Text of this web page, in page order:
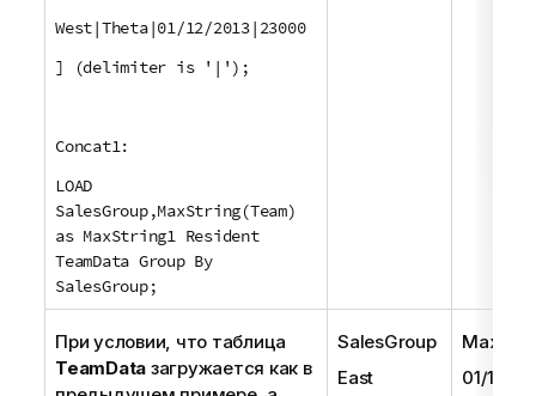
West|Theta|01/12/2013|23000
] (delimiter is '|');
Concat1:
LOAD
SalesGroup,MaxString(Team)
as MaxString1 Resident
TeamData Group By
SalesGroup;
При условии, что таблица
TeamData загружается как в
SalesGroup
East
01/11/